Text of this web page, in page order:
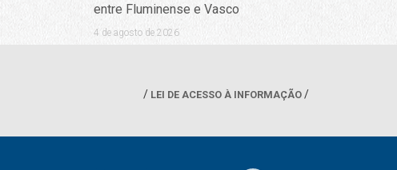
entre Fluminense e Vasco
4 de agosto de 2026
LEI DE ACESSO À INFORMAÇÃO